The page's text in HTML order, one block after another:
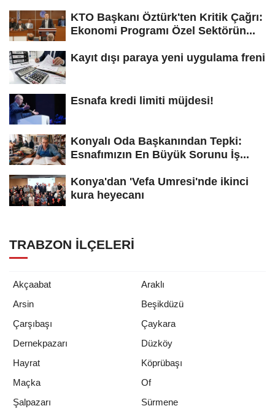
KTO Başkanı Öztürk'ten Kritik Çağrı:
Ekonomi Programı Özel Sektörün...
Kayıt dışı paraya yeni uygulama freni
Esnafa kredi limiti müjdesi!
Konyalı Oda Başkanından Tepki:
Esnafımızın En Büyük Sorunu İş...
Konya'dan 'Vefa Umresi'nde ikinci
kura heyecanı
TRABZON İLÇELERI
Akçaabat
Araklı
Arsin
Beşikdüzü
Çarşıbaşı
Çaykara
Dernekpazarı
Düzköy
Hayrat
Köprübaşı
Maçka
Of
Şalpazarı
Sürmene